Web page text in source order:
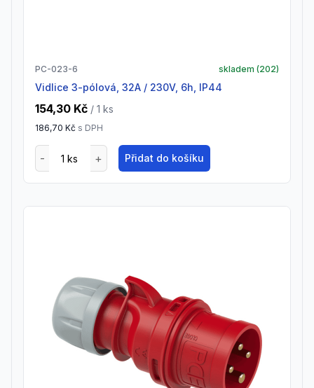
PC-023-6 skladem (202)
vidlice 3-pólová, 32A / 230V, 6h, IP44
154,30 Kč / 1 ks
186,70 Kč s DPH
Přidat do košíku